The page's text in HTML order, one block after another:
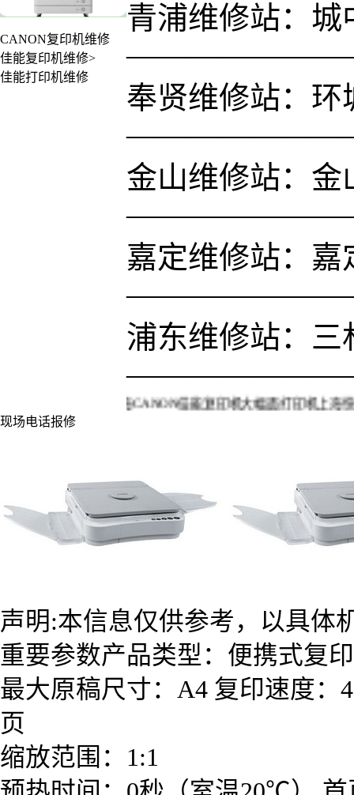
CANON复印机维修
佳能复印机维修>
佳能打印机维修
青浦维修站：城
奉贤维修站：环
金山维修站：金
嘉定维修站：嘉
浦东维修站：三
上海CANON佳能复印机大幅面打印机上海快车现场
现场电话报修
声明:本信息仅供参考，以具体
重要参数产品类型：便携式复
最大原稿尺寸：A4 复印速度：
页
缩放范围：1:1